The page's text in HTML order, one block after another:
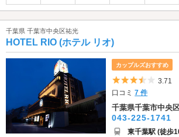
千葉県 千葉市中央区祐光
HOTEL RIO (ホテル リオ)
カップルズおすすめ
5つ星
3.71
口コミ7 件
千葉県千葉市中央
043-225-1741
東千葉駅 (徒歩